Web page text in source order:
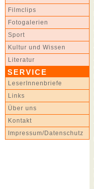
Filmclips
Fotogalerien
Sport
Kultur und Wissen
Literatur
SERVICE
LeserInnenbriefe
Links
Über uns
Kontakt
Impressum/Datenschutz